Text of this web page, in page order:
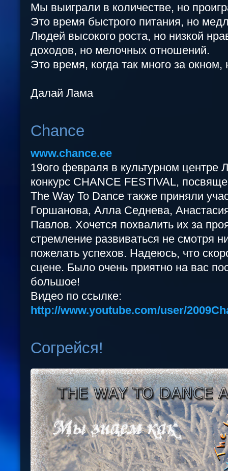
Мы выиграли в количестве, но
Это время быстрого питания, но
Людей высокого роста, но низкой
доходов, но мелочных отношений.
Это время, когда так много за окном,
Далай Лама
Chance
www.chance.ee
19ого февраля в культурном центре
конкурс CHANCE FESTIVAL,
The Way To Dance также приняли
Горшанова, Алла Седнева,
Павлов. Хочется похвалить их за
стремление развиваться не смотря
пожелать успехов. Надеюсь, что
сцене. Было очень приятно на вас
большое!
Видео по ссылке:
http://www.youtube.com/user/
Согрейся!